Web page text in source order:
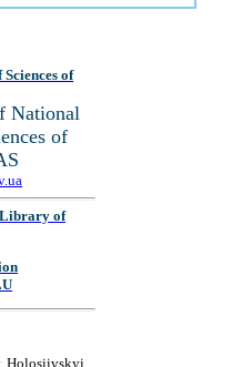
of
National
of
Library of
Holosiivskyi